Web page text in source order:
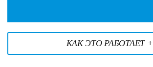
КАК ЭТО РАБОТАЕТ +